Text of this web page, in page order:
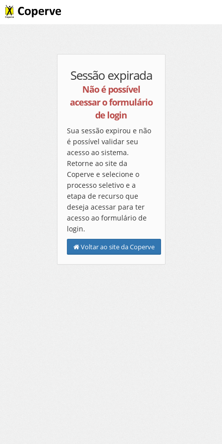
Sessão expirada
Não é possível
acessar o formulário
de login
Sua sessão expirou e não
é possível validar seu
acesso ao sistema.
Retorne ao site da
Coperve e selecione o
processo seletivo e a
etapa de recurso que
deseja acessar para ter
acesso ao formulário de
login.
Voltar ao site da Coperve